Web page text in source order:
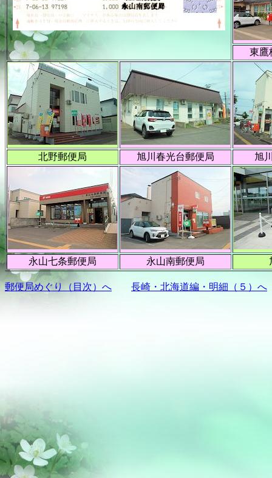
東鷹
北野郵便局 旭川春光台郵便局 旭
永山七条郵便局 永山南郵便局
郵便局めぐり（目次）へ 長崎・北海道編・明細（５）へ